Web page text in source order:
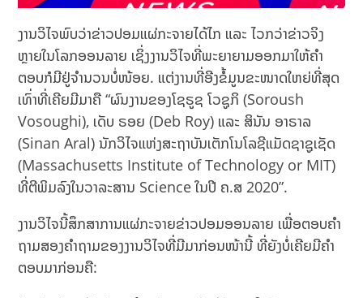
ງານວິໄຈພົບວ່າຂ່າວປອມແຜ່ກະຈາຍໄດ້ໄກ ແລະ ໄວກວ່າຂ່າວຈິງ
ຫຼາຍໃນໂລກອອນລາຍ ເຊິ່ງງານວິໄຈທີ່ພະຍາຍາມອອກມາໃຫ້ຄຳ
ຕອບກໍມີຢູ່ຈຳນວນບໍ່ໜ້ອຍ. ແຕ່ງານທີ່ອີງຂໍ້ມູນຂະໜາດໃຫຍ່ທີ່ສຸດ
ເທົ່າທີ່ເຄີຍມີມາຄື “ຜົນງານຂອງໂຊຣູຊ ໂວຊູກິ (Soroush
Vosoughi), ເດັບ ຣອຍ (Deb Roy) ແລະ ສິນັນ ອາຣາລ
(Sinan Aral) ນັກວິໄຈແຫ່ງສະຖາບັນເຕັກໂນໂລຊີແມັດຊາຊູເຊັດ
(Massachusetts Institute of Technology or MIT)
ທີ່ຕີພິມລົງໃນວາລະສານ Science ໃນປີ ຄ.ສ 2020”.
ງານວິໄຈນີ້ສຶກສາການແຜ່ກະຈາຍຂ່າວປອມອອນລາຍ ເພື່ອຕອບຄຳ
ຖາມສອງຄຳຖາມຂອງງານວິໄຈທີ່ມີມາກ່ອນໜ້ານີ້ ທີ່ຍັງບໍ່ເຄີຍມີຄຳ
ຕອບມາກ່ອນຄື: